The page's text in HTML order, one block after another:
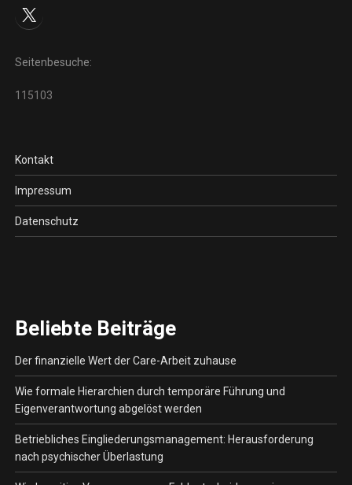
X
Seitenbesuche:
115103
Kontakt
Impressum
Datenschutz
Beliebte Beiträge
Der finanzielle Wert der Care-Arbeit zuhause
Wie formale Hierarchien durch temporäre Führung und
Eigenverantwortung abgelöst werden
Betriebliches Eingliederungsmanagement: Herausforderung
nach psychischer Überlastung